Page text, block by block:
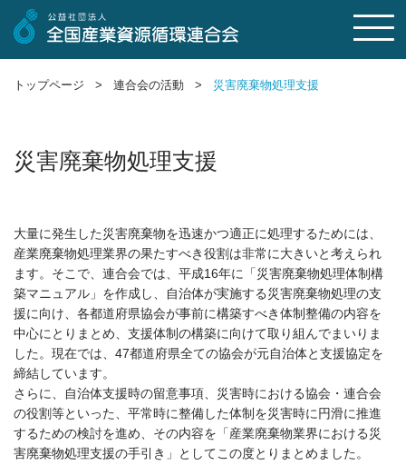
トップページ > 連合会の活動 > 災害廃棄物処理支援
災害廃棄物処理支援
大量に発生した災害廃棄物を迅速かつ適正に処理するためには、
産業廃棄物処理業界の果たすべき役割は非常に大きいと考えられ
ます。そこで、連合会では、平成16年に「災害廃棄物処理体制構
築マニュアル」を作成し、自治体が実施する災害廃棄物処理の支
援に向け、各都道府県協会が事前に構築すべき体制整備の内容を
中心にとりまとめ、支援体制の構築に向けて取り組んでまいりま
した。現在では、47都道府県全ての協会が元自治体と支援協定を
締結しています。
さらに、自治体支援時の留意事項、災害時における協会・連合会
の役割等といった、平常時に整備した体制を災害時に円滑に推進
するための検討を進め、その内容を「産業廃棄物業界における災
害廃棄物処理支援の手引き」としてこの度とりまとめました。